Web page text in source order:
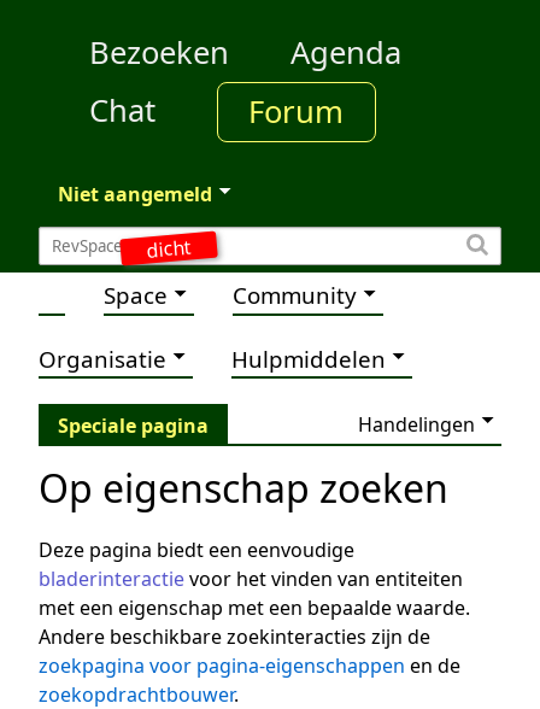
dicht
Bezoeken
Agenda
Chat
Forum
Niet aangemeld
Space Community
Organisatie Hulpmiddelen
Speciale pagina Handelingen
Op eigenschap zoeken
Deze pagina biedt een eenvoudige
bladerinteractievoor het vinden van entiteiten
met een eigenschap met een bepaalde waarde.
Andere beschikbare zoekinteracties zijn de
zoekpagina voor pagina-eigenschappen en de
zoekopdrachtbouwer.